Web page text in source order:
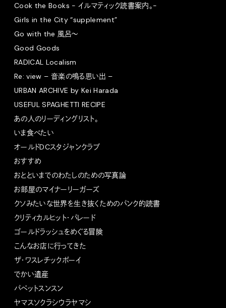
Cook the Books - イルマティック読書案内。-
Girls in the City “supplement”
Go with the 風呂〜
Good Goods
RADICAL Localism
Re: view – 音楽の鳴る思い出 –
URBAN ARCHIVE by Kei Harada
USEFUL SPAGHETTI RECIPE
あの人のリーディングリスト。
いま食べたい
オールドDCスタジャンクラブ
おすすめ
おとといまでのわたしのための写真論
お部屋のマイナーリーガーズ
クソみたいな世界を生き抜くためのパンク的読書
クリティカルヒット・パレード
ゴールドラッシュをめぐる冒険
こんなお店に行ってきた
ザ・ワスレチックボーイ
でかい遺産
パペットスンスン
ヤマスソクラシウラヤマシ